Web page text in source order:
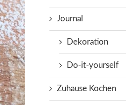
Journal
Dekoration
Do-it-yourself
Zuhause Kochen